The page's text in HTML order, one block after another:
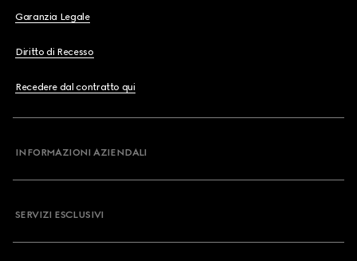
Garanzia Legale
Diritto di Recesso
Recedere dal contratto qui
INFORMAZIONI AZIENDALI
SERVIZI ESCLUSIVI